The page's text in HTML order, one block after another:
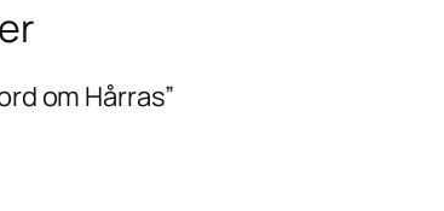
om Hårras”